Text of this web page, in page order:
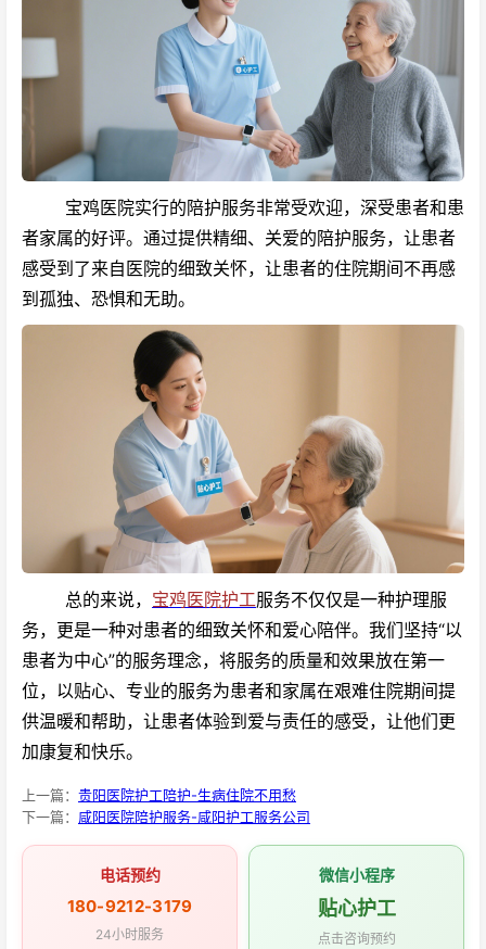
宝鸡医院实行的陪护服务非常受欢迎，深受患者和患
者家属的好评。通过提供精细、关爱的陪护服务，让患者
感受到了来自医院的细致关怀，让患者的住院期间不再感
到孤独、恐惧和无助。
总的来说， 宝鸡医院护工服务不仅仅是一种护理服
务，更是一种对患者的细致关怀和爱心陪伴。我们坚持“以
患者为中心”的服务理念，将服务的质量和效果放在第一
位，以贴心、专业的服务为患者和家属在艰难住院期间提
供温暖和帮助，让患者体验到爱与责任的感受，让他们更
加康复和快乐。
上一篇： 贵阳医院护工陪护-生病住院不用愁
下一篇： 咸阳医院陪护服务-咸阳护工服务公司
电话预约
180-9212-3179
24小时服务
微信小程序
贴心护工
点击咨询预约